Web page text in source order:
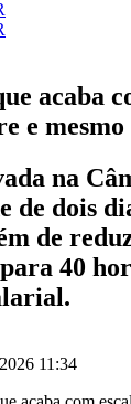
acaba
e
na
dois
de
40
11:34